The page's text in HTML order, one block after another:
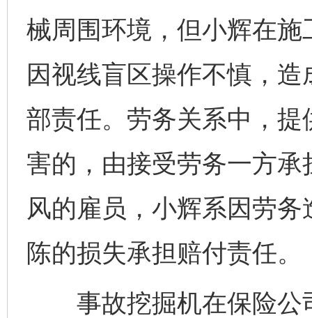
械周围环境，但小辉在
因视线盲区操作不慎，
部责任。劳务关系中，
害的，由接受劳务一方
风的雇员，小辉系因劳
陈的损失承担赔付责任。
事故挖掘机在保险公